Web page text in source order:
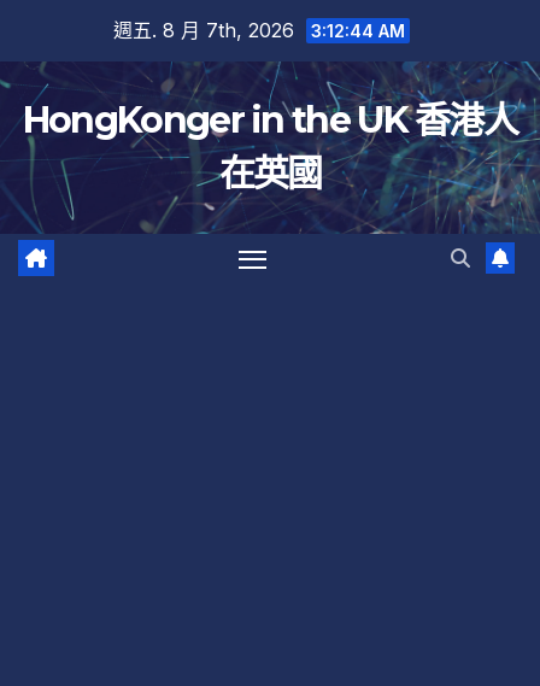
內
容
週五. 8 月 7th, 2026 3:12:45 AM
HongKonger in the UK 香港人
在英國